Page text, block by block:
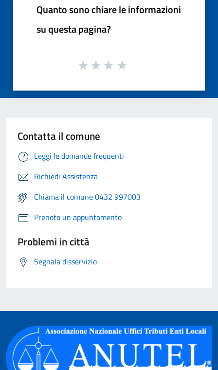
Quanto sono chiare le informazioni
su questa pagina?
Contatta il comune
Leggi le domande frequenti
Richiedi Assistenza
Chiama il comune 0432 997003
Prenota un appuntamento
Problemi in città
Segnala disservizio